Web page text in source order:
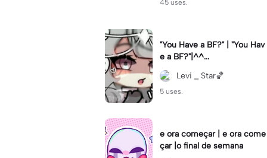
45 uses.
"You Have a BF?" | "You Hav
e a BF?"|^^...
Levi _ Star🏀
5 uses.
e ora começar | e ora come
çar |o final de semana